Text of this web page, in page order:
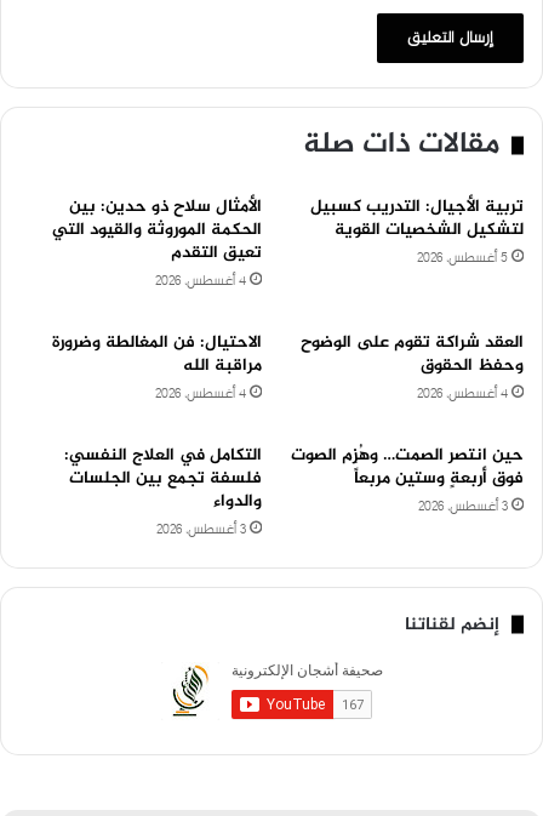
مقالات ذات صلة
تربية الأجيال: التدريب كسبيل
لتشكيل الشخصيات القوية
5 أغسطس، 2026
الأمثال سلاح ذو حدين: بين
الحكمة الموروثة والقيود التي
تعيق التقدم
4 أغسطس، 2026
العقد شراكة تقوم على الوضوح
وحفظ الحقوق
4 أغسطس، 2026
الاحتيال: فن المغالطة وضرورة
مراقبة الله
4 أغسطس، 2026
حين انتصر الصمت… وهُزِم الصوت
فوق أربعةٍ وستين مربعاً
3 أغسطس، 2026
التكامل في العلاج النفسي:
فلسفة تجمع بين الجلسات
والدواء
3 أغسطس، 2026
إنضم لقناتنا